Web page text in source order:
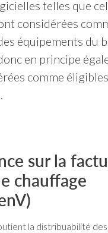
telles que
considérées
équipements du
en principe
comme
sur la
chauffage
la distribuabilité